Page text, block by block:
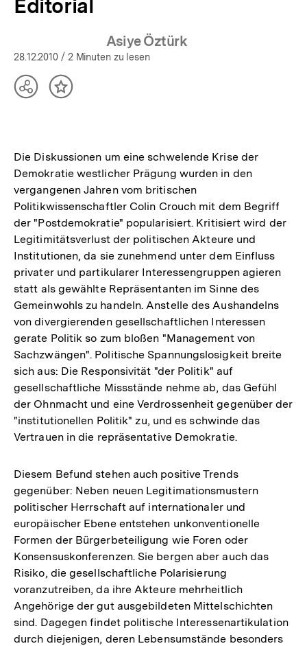
Editorial
Asiye Öztürk
28.12.2010 / 2 Minuten zu lesen
TeilenInhalt
Die Diskussionen um eine schwelende Krise der
Demokratie westlicher Prägung wurden in den
vergangenen Jahren vom britischen
Politikwissenschaftler Colin Crouch mit dem Begriff
der "Postdemokratie" popularisiert. Kritisiert wird der
Legitimitätsverlust der politischen Akteure und
Institutionen, da sie zunehmend unter dem Einfluss
privater und partikularer Interessengruppen agieren
statt als gewählte Repräsentanten im Sinne des
Gemeinwohls zu handeln. Anstelle des Aushandelns
von divergierenden gesellschaftlichen Interessen
gerate Politik so zum bloßen "Management von
Sachzwängen". Politische Spannungslosigkeit breite
sich aus: Die Responsivität "der Politik" auf
gesellschaftliche Missstände nehme ab, das Gefühl
der Ohnmacht und eine Verdrossenheit gegenüber der
"institutionellen Politik" zu, und es schwinde das
Vertrauen in die repräsentative Demokratie.
Diesem Befund stehen auch positive Trends
gegenüber: Neben neuen Legitimationsmustern
politischer Herrschaft auf internationaler und
europäischer Ebene entstehen unkonventionelle
Formen der Bürgerbeteiligung wie Foren oder
Konsensuskonferenzen. Sie bergen aber auch das
Risiko, die gesellschaftliche Polarisierung
voranzutreiben, da ihre Akteure mehrheitlich
Angehörige der gut ausgebildeten Mittelschichten
sind. Dagegen findet politische Interessenartikulation
durch diejenigen, deren Lebensumstände besonders